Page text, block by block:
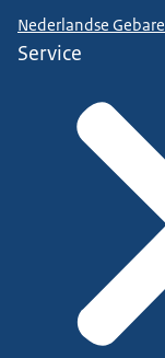
Nederlandse
Service